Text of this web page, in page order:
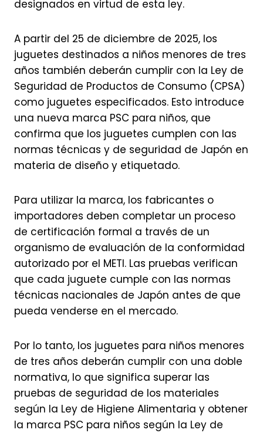
designados en virtud de esta ley.
A partir del 25 de diciembre de 2025, los
juguetes destinados a niños menores de tres
años también deberán cumplir con la Ley de
Seguridad de Productos de Consumo (CPSA)
como juguetes especificados. Esto introduce
una nueva marca PSC para niños, que
confirma que los juguetes cumplen con las
normas técnicas y de seguridad de Japón en
materia de diseño y etiquetado.
Para utilizar la marca, los fabricantes o
importadores deben completar un proceso
de certificación formal a través de un
organismo de evaluación de la conformidad
autorizado por el METI. Las pruebas verifican
que cada juguete cumple con las normas
técnicas nacionales de Japón antes de que
pueda venderse en el mercado.
Por lo tanto, los juguetes para niños menores
de tres años deberán cumplir con una doble
normativa, lo que significa superar las
pruebas de seguridad de los materiales
según la Ley de Higiene Alimentaria y obtener
la marca PSC para niños según la Ley de